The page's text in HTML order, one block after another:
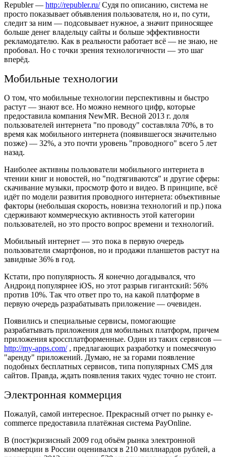
Republer — http://republer.ru/Судя по описанию, система не
просто показывает объявления пользователя, но и, по сути,
следит за ним — подсовывает нужное, а значит приносящее
больше денег владельцу сайты и больше эффективности
рекламодателю. Как в реальности работает всё — не знаю, не
пробовал. Но с точки зрения технологичности — это шаг
вперёд.
Мобильные технологии
О том, что мобильные технологии перспективны и быстро
растут — знают все. Но можно немного цифр, которые
предоставила компания NewMR. Весной 2013 г. доля
пользователей интернета "по проводу" составляла 70%, в то
время как мобильного интернета (появившегося значительно
позже) — 32%, а это почти уровень "проводного" всего 5 лет
назад.
Наиболее активны пользователи мобильного интернета в
чтении книг и новостей, но "подтягиваются" и другие сферы:
скачивание музыки, просмотр фото и видео. В принципе, всё
идёт по модели развития проводного интернета: объективные
факторы (небольшая скорость, новизна технологий и пр.) пока
сдерживают коммерческую активность этой категории
пользователей, но это просто вопрос времени и технологий.
Мобильный интернет — это пока в первую очередь
пользователи смартфонов, но и продажи планшетов растут на
завидные 36% в год.
Кстати, про популярность. Я конечно догадывался, что
Андроид популярнее iOS, но этот разрыв гигантский: 56%
против 10%. Так что ответ про то, на какой платформе в
первую очередь разрабатывать приложение — очевиден.
Появились и специальные сервисы, помогающие
разрабатывать приложения для мобильных платформ, причем
приложения кроссплатформенные. Один из таких сервисов —
http://my-apps.com/, предлагающих разработку и помесячную
"аренду" приложений. Думаю, не за горами появление
подобных бесплатных сервисов, типа популярных CMS для
сайтов. Правда, ждать появления таких чудес точно не стоит.
Электронная коммерция
Пожалуй, самой интересное. Прекрасный отчет по рынку e-
commerce предоставила платёжная система PayOnline.
В (пост)кризисный 2009 год объём рынка электронной
коммерции в России оценивался в 210 миллиардов рублей, а